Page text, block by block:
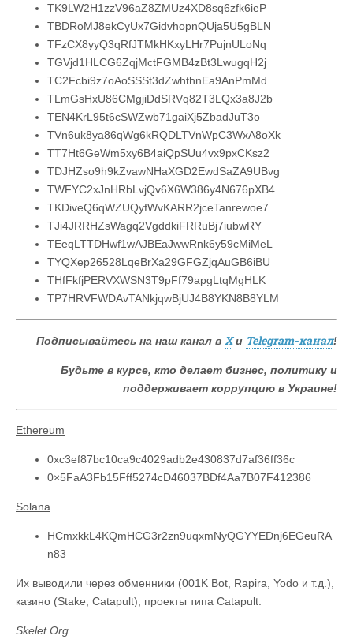
TK9LW2H1zzV96aZ8ZMUz4XD8sq6zfk6ieP
TBDRoMJ8ekCyUx7GidvhopnQUja5U5gBLN
TFzCX8yyQ3qRfJTMkHKxyLHr7PujnULoNq
TGVjd1HLCG6ZqjMctFGMB4zBt3LwugqH2j
TC2Fcbi9z7oAoSSSt3dZwhthnEa9AnPmMd
TLmGsHxU86CMgjiDdSRVq82T3LQx3a8J2b
TEN4KrL95t6cSWZwb71gaiXj5ZbadJuT3o
TVn6uk8ya86qWg6kRQDLTVnWpC3WxA8oXk
TT7Ht6GeWm5xy6B4aiQpSUu4vx9pxCKsz2
TDJHZso9h9kZvawNHaXGD2EwdSaZA9UBvg
TWFYC2xJnHRbLvjQv6X6W386y4N676pXB4
TKDiveQ6qWZUQyfWvKARR2jceTanrewoe7
TJi4JRRHZsWagq2VgddkiFRRuBj7iubwRY
TEeqLTTDHwf1wAJBEaJwwRnk6y59cMiMeL
TYQXep26528LqeBrXa29GFGZjqAuGB6iBU
THfFkfjPERVXWSN3T9pFf79apgLtqMgHLK
TP7HRVFWDAvTANkjqwBjUJ4B8YKN8B8YLM
Подписывайтесь на наш канал в Xи Telegram-канал!
Будьте в курсе, кто делает бизнес, политику и
поддерживает коррупцию в Украине!
Ethereum
0xc3ef87bc10ca9c4029adb2e430837d7af36ff36c
0×5FaA3Fb15Fff5274cD46037BDf4Aa7B07F412386
Solana
HCmxkkL4KQmHCG3r2zn9uqxmNyQGYYEDnj6EGeuRA
n83
Их выводили через обменники (001K Bot, Rapira, Yodo и т.д.),
казино (Stake, Catapult), проекты типа Catapult.
Skelet.Org